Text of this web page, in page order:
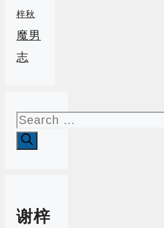
梓秋
魔男
志
Search
for:
谢梓